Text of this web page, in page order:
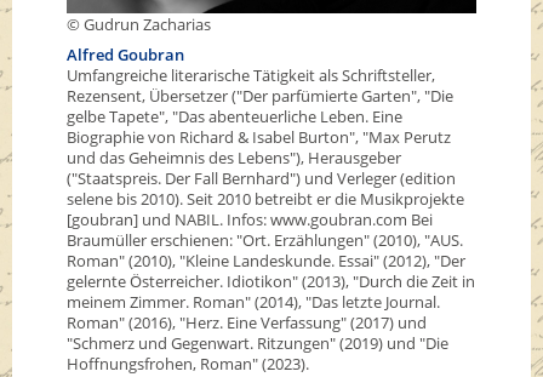
© Gudrun Zacharias
Alfred Goubran
Umfangreiche literarische Tätigkeit als Schriftsteller,
Rezensent, Übersetzer ("Der parfümierte Garten", "Die
gelbe Tapete", "Das abenteuerliche Leben. Eine
Biographie von Richard & Isabel Burton", "Max Perutz
und das Geheimnis des Lebens"), Herausgeber
("Staatspreis. Der Fall Bernhard") und Verleger (edition
selene bis 2010). Seit 2010 betreibt er die Musikprojekte
[goubran] und NABIL. Infos: www.goubran.com Bei
Braumüller erschienen: "Ort. Erzählungen" (2010), "AUS.
Roman" (2010), "Kleine Landeskunde. Essai" (2012), "Der
gelernte Österreicher. Idiotikon" (2013), "Durch die Zeit in
meinem Zimmer. Roman" (2014), "Das letzte Journal.
Roman" (2016), "Herz. Eine Verfassung" (2017) und
"Schmerz und Gegenwart. Ritzungen" (2019) und "Die
Hoffnungsfrohen, Roman" (2023).